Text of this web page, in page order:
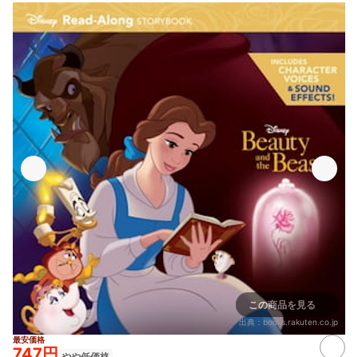
この商品を見る
出典： books.rakuten.co.jp
最安価格